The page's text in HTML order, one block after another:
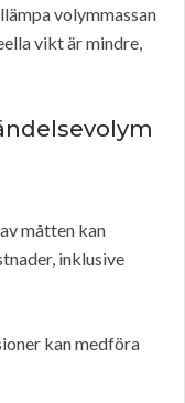
volymmassan
vikt är mindre,
måtten kan
inklusive
kan medföra